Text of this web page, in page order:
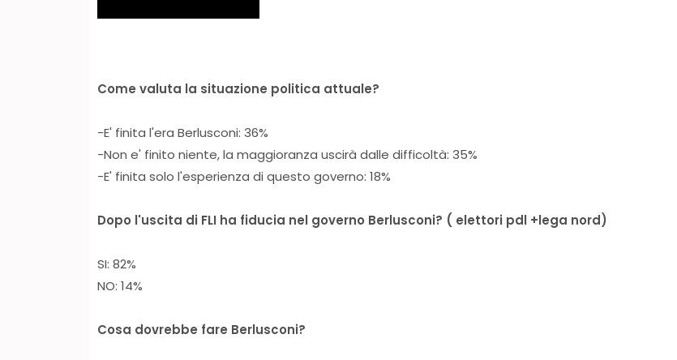
Come valuta la situazione politica attuale?
-E' finita l'era Berlusconi: 36%
-Non e' finito niente, la maggioranza uscirà dalle difficoltà: 35%
-E' finita solo l'esperienza di questo governo: 18%
Dopo l'uscita di FLI ha fiducia nel governo Berlusconi? ( elettori pdl +lega nord)
SI: 82%
NO: 14%
Cosa dovrebbe fare Berlusconi?